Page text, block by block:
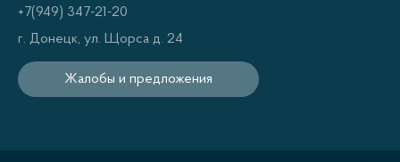
простотой работы с ними. Эти духовые шкафы не
только имеют привлекательный внешний вид, но и
предлагают дополнительные функции, которые
позволяют вам продлить срок хранения продуктов
+7(949) 347-21-20
г. Донецк, ул. Щорса д. 24
Жалобы и предложения